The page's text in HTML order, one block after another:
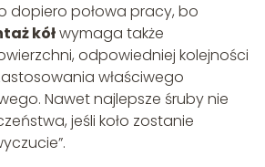
dopiero połowa pracy, bo
kółwymaga także
odpowiedniej kolejności
właściwego
Nawet najlepsze śruby nie
jeśli koło zostanie